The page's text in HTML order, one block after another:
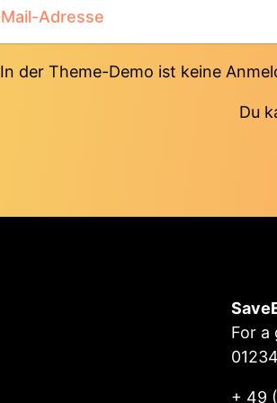
In der Theme-Demo ist keine
Du
For a
+ 49